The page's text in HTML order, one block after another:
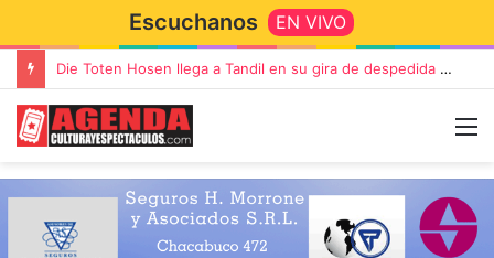
Escuchanos EN VIVO
Die Toten Hosen llega a Tandil en su gira de despedida «Fútbol, Asado, Vino y Adiós Amigos»